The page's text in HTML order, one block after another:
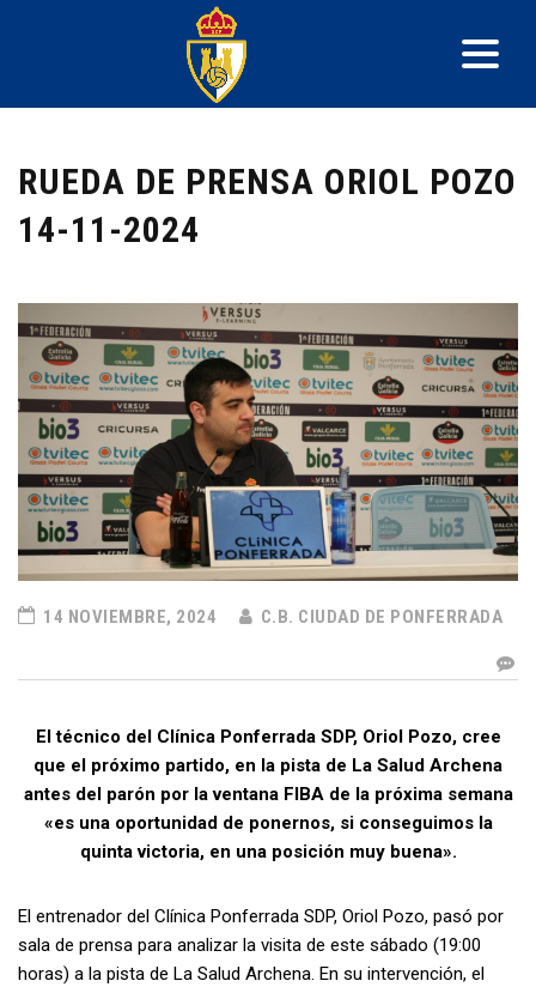
RUEDA DE PRENSA ORIOL POZO
14-11-2024
14 NOVIEMBRE, 2024 C.B. CIUDAD DE PONFERRADA
El técnico del Clínica Ponferrada SDP, Oriol Pozo, cree
que el próximo partido, en la pista de La Salud Archena
antes del parón por la ventana FIBA de la próxima semana
«es una oportunidad de ponernos, si conseguimos la
quinta victoria, en una posición muy buena».
El entrenador del Clínica Ponferrada SDP, Oriol Pozo, pasó por
sala de prensa para analizar la visita de este sábado (19:00
horas) a la pista de La Salud Archena. En su intervención, el